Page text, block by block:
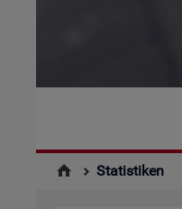
Statistiken